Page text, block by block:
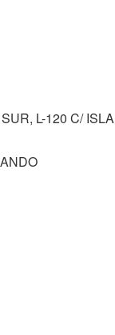
L-120 C/ ISLA